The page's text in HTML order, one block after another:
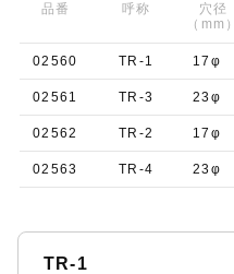
品番 呼称
穴径
（mm）
02560 TR-1 17φ
02561 TR-3 23φ
02562 TR-2 17φ
02563 TR-4 23φ
TR-1